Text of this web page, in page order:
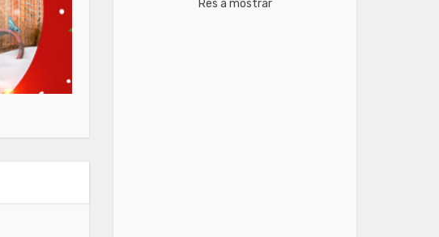
Res a mostrar